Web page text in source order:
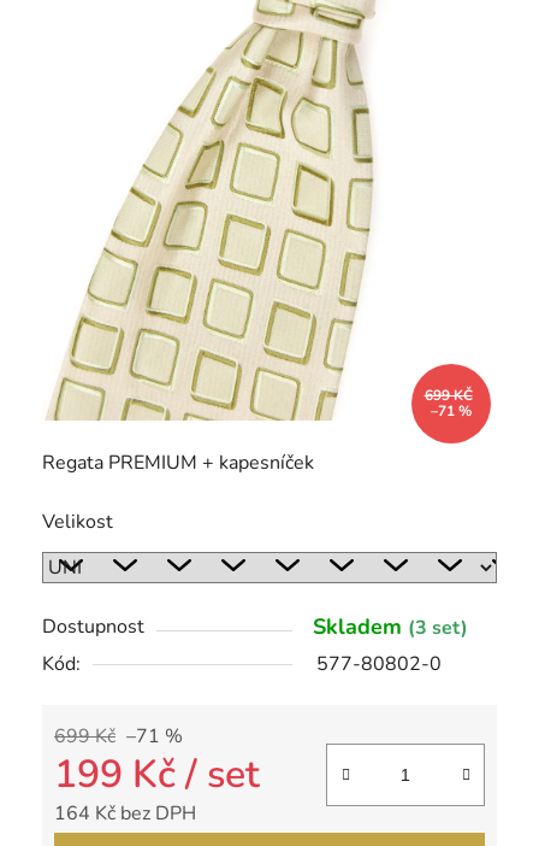
Regata PREMIUM + kapesníček
Velikost
Dostupnost Skladem (3 set)
Kód:
577-80802-0
699 Kč –71 %
199 Kč/ set
164 Kč bez DPH
699 KČ
–71 %